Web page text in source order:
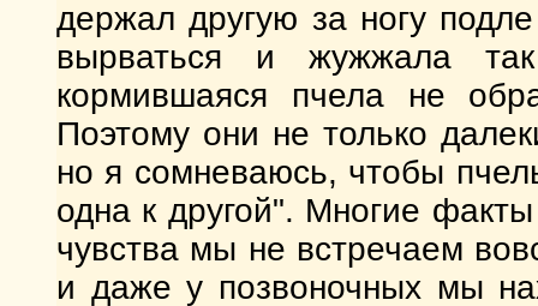
держал другую за ногу
вырваться и жужжала
кормившаяся пчела не
Поэтому они не только
но я сомневаюсь, чтобы
одна к другой". Многие
чувства мы не встречаем
и даже у позвоночных мы